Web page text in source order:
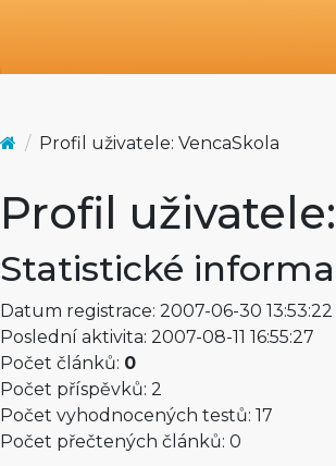
Profil uživatele: VencaSkola
Profil
Statistické
Datum registrace: 2007-06-30 13:53:22
Poslední aktivita: 2007-08-11 16:55:27
Počet článků: 0
Počet příspěvků: 2
Počet vyhodnocených testů: 17
Počet přečtených článků: 0